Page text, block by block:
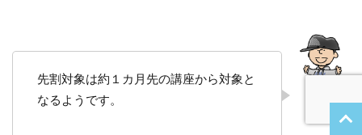
先割対象は約１カ月先の講座から対象と
なるようです。